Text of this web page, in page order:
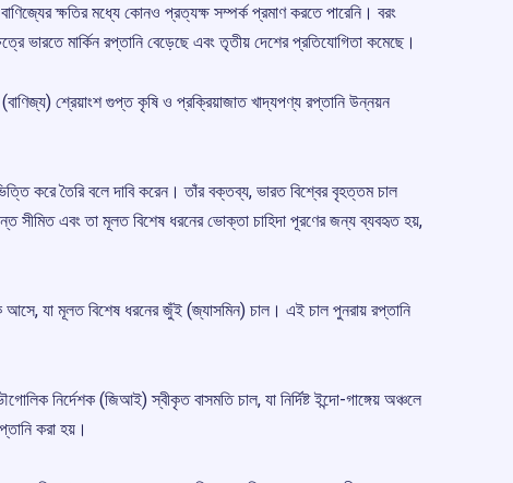
ক্ষতির মধ্যে কোনও প্রত্যক্ষ সম্পর্ক প্রমাণ করতে পারেনি। বরং
ভারতে মার্কিন রপ্তানি বেড়েছে এবং তৃতীয় দেশের প্রতিযোগিতা কমেছে।
(বাণিজ্য) শ্রেয়াংশ গুপ্ত কৃষি ও প্রক্রিয়াজাত খাদ্যপণ্য রপ্তানি উন্নয়ন
করে তৈরি বলে দাবি করেন। তাঁর বক্তব্য, ভারত বিশ্বের বৃহত্তম চাল
সীমিত এবং তা মূলত বিশেষ ধরনের ভোক্তা চাহিদা পূরণের জন্য ব্যবহৃত হয়,
আসে, যা মূলত বিশেষ ধরনের জুঁই (জ্যাসমিন) চাল। এই চাল পুনরায় রপ্তানি
নির্দেশক (জিআই) স্বীকৃত বাসমতি চাল, যা নির্দিষ্ট ইন্দো-গাঙ্গেয় অঞ্চলে
করা হয়।